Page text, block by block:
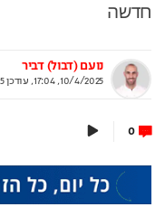
חדשה
נועם (דבול) דביר
10/4/2025, 17:04
, עודכן
0